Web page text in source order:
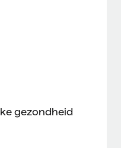
gezondheid